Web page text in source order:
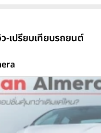
-เปรียบเทียบรถยนต์